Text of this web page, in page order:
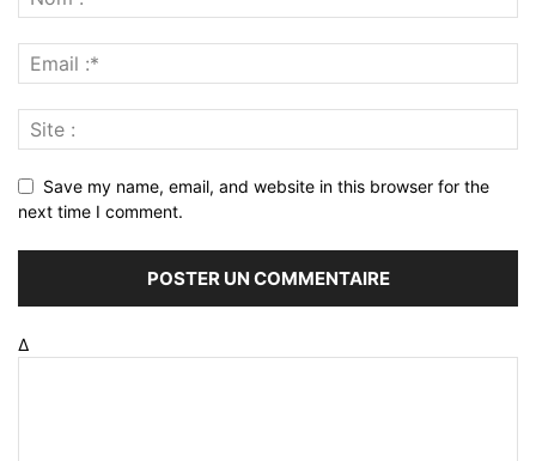
Save my name, email, and website in this browser for the
next time I comment.
Δ